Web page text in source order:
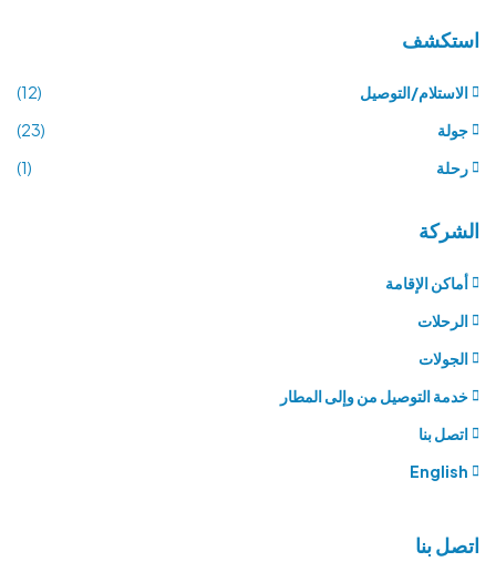
استكشف
الاستلام/التوصيل
(12)
جولة
(23)
رحلة
(1)
الشركة
أماكن الإقامة
الرحلات
الجولات
خدمة التوصيل من وإلى المطار
اتصل بنا
English
اتصل بنا